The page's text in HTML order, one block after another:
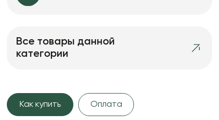
Все товары данной
категории
Как купить Оплата